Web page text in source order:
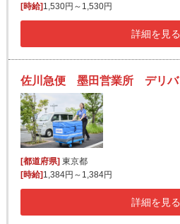
[時給]1,530円～1,530円
詳細を見る
[都道府県]東京都
[時給]1,384円～1,384円
詳細を見る